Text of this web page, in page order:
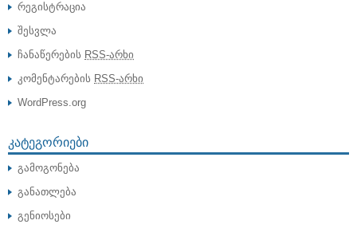
რეგისტრაცია
შესვლა
ჩანაწერების RSS-არხი
კომენტარების RSS-არხი
WordPress.org
ᲙᲐᲢᲔᲒᲝᲠᲘᲔᲑᲘ
გამოგონება
განათლება
გენიოსები